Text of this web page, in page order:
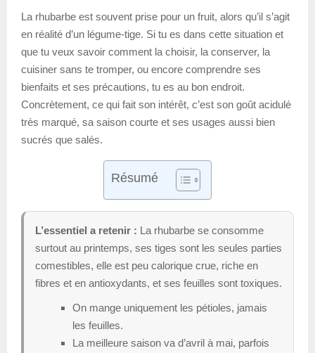
La rhubarbe est souvent prise pour un fruit, alors qu’il s’agit
en réalité d’un légume-tige. Si tu es dans cette situation et
que tu veux savoir comment la choisir, la conserver, la
cuisiner sans te tromper, ou encore comprendre ses
bienfaits et ses précautions, tu es au bon endroit.
Concrètement, ce qui fait son intérêt, c’est son goût acidulé
très marqué, sa saison courte et ses usages aussi bien
sucrés que salés.
Résumé
L’essentiel a retenir : La rhubarbe se consomme
surtout au printemps, ses tiges sont les seules parties
comestibles, elle est peu calorique crue, riche en
fibres et en antioxydants, et ses feuilles sont toxiques.
On mange uniquement les pétioles, jamais
les feuilles.
La meilleure saison va d’avril à mai, parfois